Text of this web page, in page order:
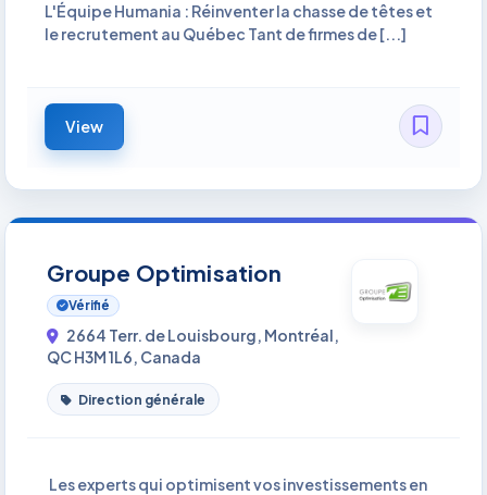
L'Équipe Humania : Réinventer la chasse de têtes et
le recrutement au Québec Tant de firmes de [...]
View
Groupe Optimisation
Vérifié
2664 Terr. de Louisbourg, Montréal,
QC H3M 1L6, Canada
Direction générale
Les experts qui optimisent vos investissements en